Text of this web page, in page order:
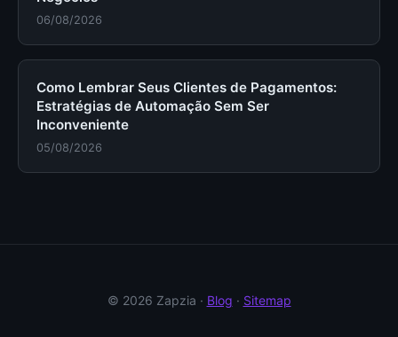
06/08/2026
Como Lembrar Seus Clientes de Pagamentos:
Estratégias de Automação Sem Ser
Inconveniente
05/08/2026
© 2026 Zapzia · Blog · Sitemap